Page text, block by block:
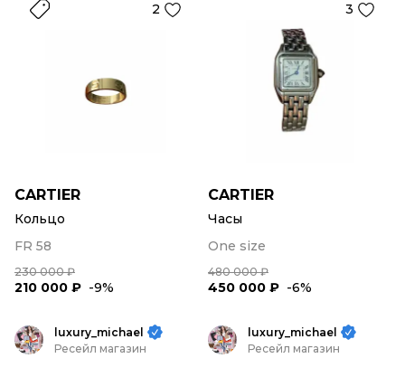
2
CARTIER
Кольцо
FR 58
230 000 ₽
210 000 ₽ -9%
3
CARTIER
Часы
One size
480 000 ₽
450 000 ₽ -6%
luxury_michael
Ресейл магазин
luxury_michael
Ресейл магазин